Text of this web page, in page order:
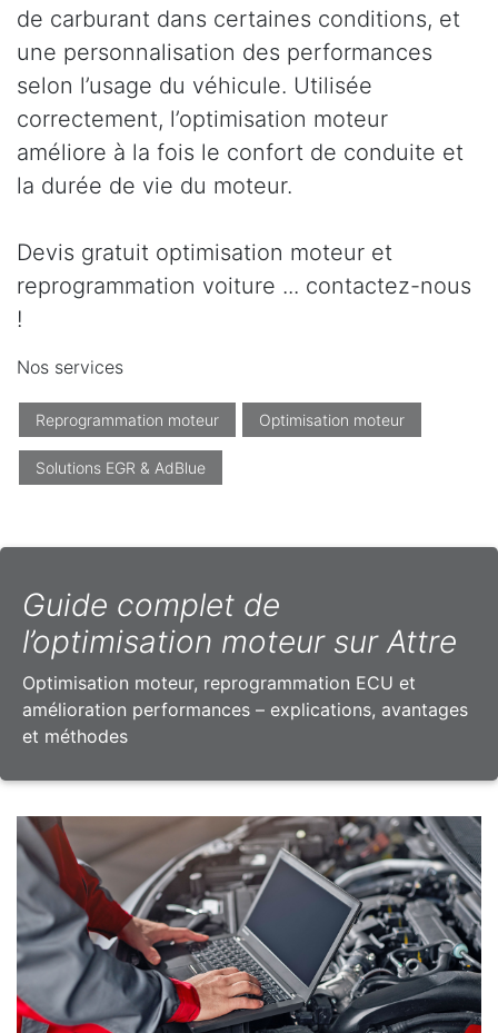
de carburant dans certaines conditions, et
une personnalisation des performances
selon l’usage du véhicule. Utilisée
correctement, l’optimisation moteur
améliore à la fois le confort de conduite et
la durée de vie du moteur.
Devis gratuit optimisation moteur et
reprogrammation voiture ... contactez-nous
!
Nos services
Reprogrammation moteur Optimisation moteur
Solutions EGR & AdBlue
Guide complet de
l’optimisation moteur sur Attre
Optimisation moteur, reprogrammation ECU et
amélioration performances – explications, avantages
et méthodes